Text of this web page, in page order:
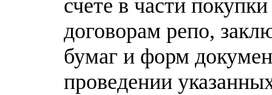
счете в части
договорам репо,
бумаг и форм
проведении